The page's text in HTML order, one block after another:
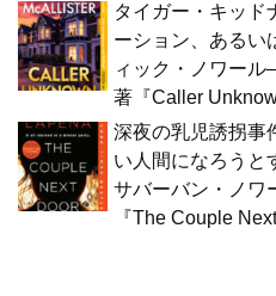
タイガー・キッド
ーション、あるい
ィック・ノワー
著『Caller
深夜の乳児誘拐事
い人間になろうと
サバーバン・ノ
『The Couple